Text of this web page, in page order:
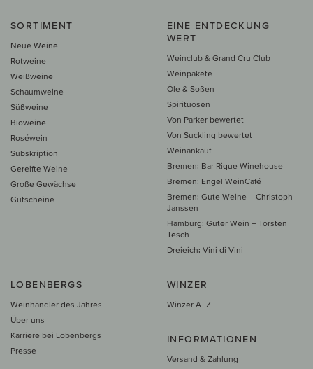
SORTIMENT
Neue Weine
Rotweine
Weißweine
Schaumweine
Süßweine
Bioweine
Roséwein
Subskription
Gereifte Weine
Große Gewächse
Gutscheine
EINE ENTDECKUNG
WERT
Weinclub & Grand Cru Club
Weinpakete
Öle & Soßen
Spirituosen
Von Parker bewertet
Von Suckling bewertet
Weinankauf
Bremen: Bar Rique Winehouse
Bremen: Engel WeinCafé
Bremen: Gute Weine – Christoph
Janssen
Hamburg: Guter Wein – Torsten
Tesch
Dreieich: Vini di Vini
LOBENBERGS
Weinhändler des Jahres
Über uns
Karriere bei Lobenbergs
Presse
WINZER
Winzer A–Z
INFORMATIONEN
Versand & Zahlung